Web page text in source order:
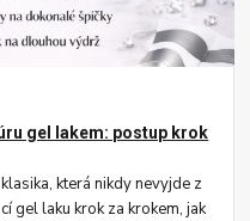
gel lakem: postup krok
která nikdy nevyjde z
gel laku krok za krokem, jak